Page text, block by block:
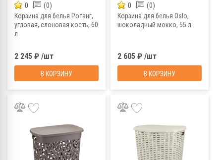
0 (0)
Корзина для белья Ротанг,
угловая, слоновая кость, 60
л
2 245 ₽ /шт
В КОРЗИНУ
0 (0)
Корзина для белья Oslo,
шоколадный мокко, 55 л
2 605 ₽ /шт
В КОРЗИНУ